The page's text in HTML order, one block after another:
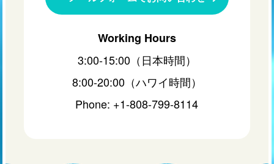
Working Hours
3:00-15:00（日本時間）
8:00-20:00（ハワイ時間）
Phone: +1-808-799-8114